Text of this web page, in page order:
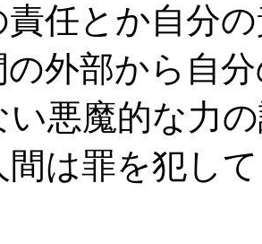
責任とか自分
の外部から自
い悪魔的な力
間は罪を犯し